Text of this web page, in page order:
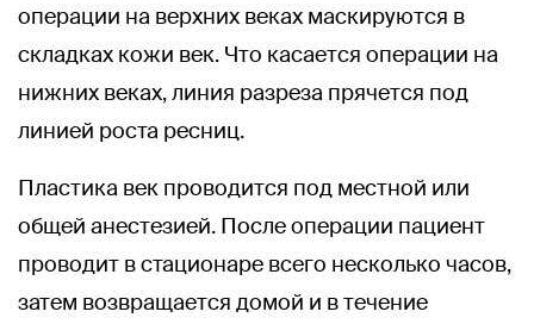
операции на верхних веках маскируются в
складках кожи век. Что касается операции на
нижних веках, линия разреза прячется под
линией роста ресниц.
Пластика век проводится под местной или
общей анестезией. После операции пациент
проводит в стационаре всего несколько часов,
затем возвращается домой и в течение